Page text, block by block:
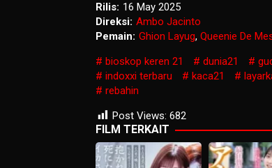
Rilis: 16 May 2025
Direksi: Ambo Jacinto
Pemain: Ghion Layug, Queenie De
bioskop keren 21
dunia21
indoxxi terbaru
kaca21
rebahin
Post Views: 682
FILM TERKAIT